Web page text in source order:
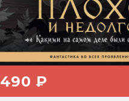
490 ₽